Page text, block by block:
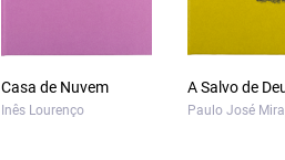
Casa de Nuvem
Inês Lourenço
A Salvo de
Paulo José